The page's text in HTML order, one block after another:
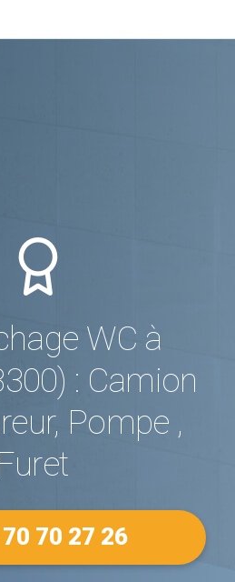
WC à
: Camion
Pompe ,
Furet
70 27 26